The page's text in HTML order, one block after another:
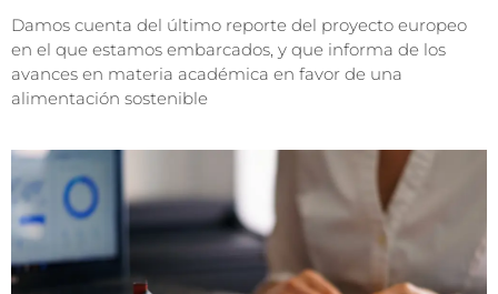
Damos cuenta del último reporte del proyecto europeo
en el que estamos embarcados, y que informa de los
avances en materia académica en favor de una
alimentación sostenible